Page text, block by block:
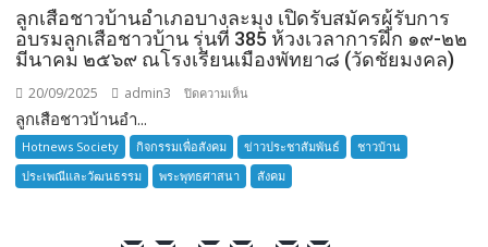
ลูกเสือชาวบ้านอำเภอบางละมุง เปิดรับสมัครผู้รับการ
อบรมลูกเสือชาวบ้าน รุ่นที่ 385 ห้วงเวลาการฝึก ๑๙-๒๒
มีนาคม ๒๕๖๙ ณโรงเรียนเมืองพัทยา๘ (วัดชัยมงคล)
20/09/2025 admin3 ปิดความเห็น
เสือ
ชาว
บ้าน
ลูกเสือชาวบ้านอำ...
Hotnews Society กิจกรรมเพื่อสังคม ข่าวประชาสัมพันธ์
ชาวบ้าน
ประเพณีและวัฒนธรรม
พระพุทธศาสนา สังคม